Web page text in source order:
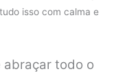
isso com calma e
abraçar todo o